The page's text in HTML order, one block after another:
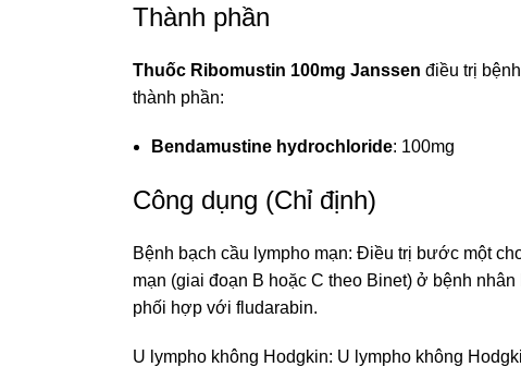
Thành phần
Thuốc Ribomustin 100mg Janssen điều trị
thành phần:
Bendamustine hydrochloride: 100mg
Công dụng (Chỉ định)
Bệnh bạch cầu lympho mạn: Điều trị bước một
mạn (giai đoạn B hoặc C theo Binet) ở bệnh
phối hợp với fludarabin.
U lympho không Hodgkin: U lympho không